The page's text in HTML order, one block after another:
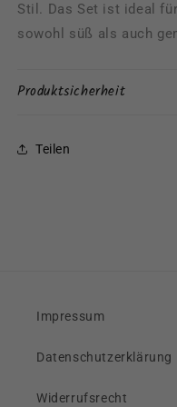
Stil. Das Set ist ideal
sowohl süß als auch
Produktsicherheit
Teilen
Impressum
Datenschutzerklärung
Widerrufsrecht